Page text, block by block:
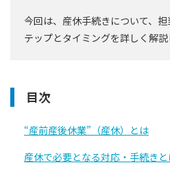
今回は、産休手続きについて、
テップとタイミングを詳しく解説
目次
“産前産後休業”（産休）とは
産休で必要となる対応・手続き